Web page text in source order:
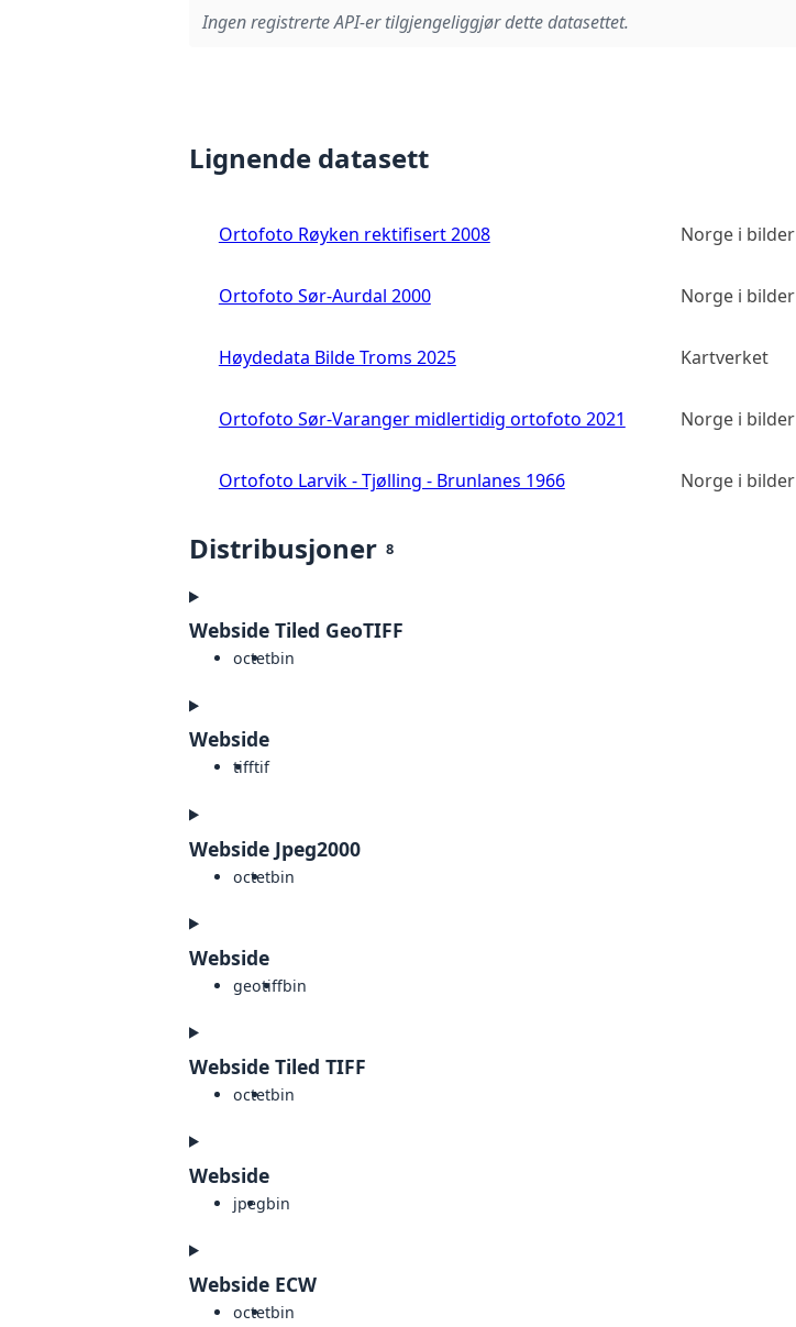
Ingen registrerte API-er tilgjengeliggjør dette datasettet.
Lignende datasett
Ortofoto Røyken rektifisert 2008 Norge i bilder
Ortofoto Sør-Aurdal 2000 Norge i bilder
Høydedata Bilde Troms 2025 Kartverket
Ortofoto Sør-Varanger midlertidig ortofoto 2021 Norge i bilder
Ortofoto Larvik - Tjølling - Brunlanes 1966 Norge i bilder
Distribusjoner 8
Webside Tiled GeoTIFF
octetbin
Webside
tifftif
Webside Jpeg2000
octetbin
Webside
geotiffbin
Webside Tiled TIFF
octetbin
Webside
jpegbin
Webside ECW
octetbin